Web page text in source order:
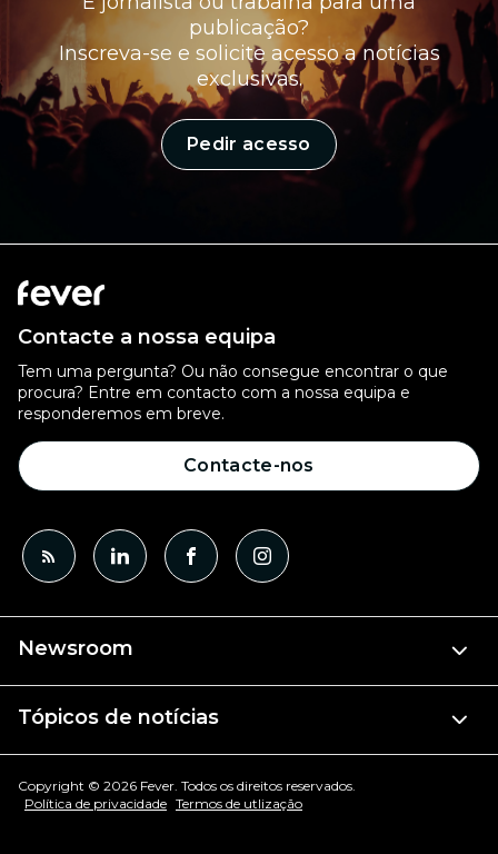
publicação?
Inscreva-se e solicite acesso a notícias
exclusivas.
Pedir acesso
Contacte a nossa equipa
Tem uma pergunta? Ou não consegue encontrar o que
procura? Entre em contacto com a nossa equipa e
responderemos em breve.
Contacte-nos
Newsroom
Tópicos de notícias
Copyright © 2026 Fever. Todos os direitos reservados.
Política de privacidade Termos de utlização